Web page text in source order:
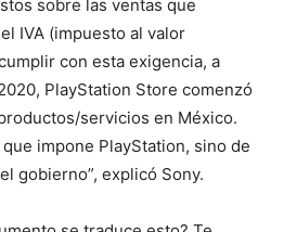
sobre las ventas que
IVA (impuesto al valor
con esta exigencia, a
PlayStation Store comenzó
servicios en México.
impone PlayStation, sino de
gobierno”, explicó Sony.